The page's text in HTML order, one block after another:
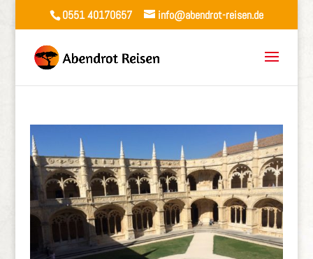
0551 40170657 info@abendrot-reisen.de